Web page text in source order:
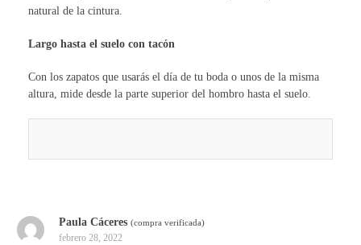
natural de la cintura.
Largo hasta el suelo con tacón
Con los zapatos que usarás el día de tu boda o unos de la misma
altura, mide desde la parte superior del hombro hasta el suelo.
Paula Cáceres (compra verificada)
febrero 28, 2022